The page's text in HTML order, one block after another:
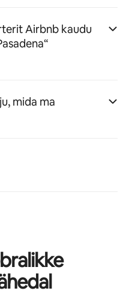
Airbnb kaudu
mida ma